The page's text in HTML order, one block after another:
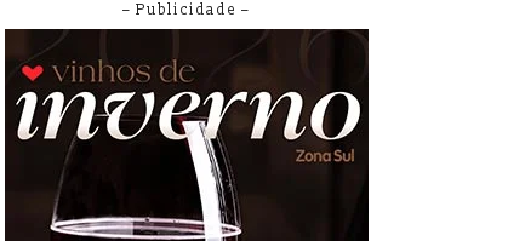
– Publicidade –